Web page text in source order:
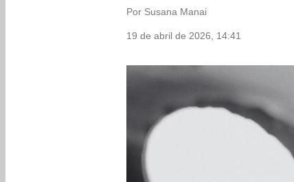
Por Susana Manai
19 de abril de 2026, 14:41